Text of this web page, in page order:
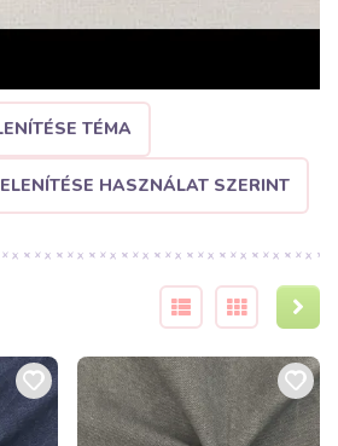
TÉMA
HASZNÁLAT SZERINT